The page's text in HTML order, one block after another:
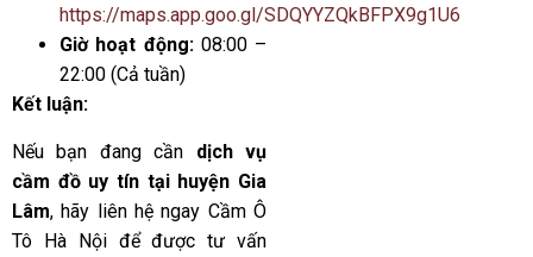
https://maps.app.goo.gl/SDQYYZQkBFPX9g1U6
Giờ hoạt động:08:00 –
22:00 (Cả tuần)
Kết luận:
Nếu bạn đang cần dịch vụ
cầm đồ uy tín tại huyện Gia
Lâm, hãy liên hệ ngay Cầm Ô
Tô Hà Nội để được tư vấn